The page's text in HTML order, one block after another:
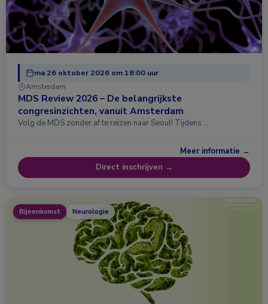
ma 26 oktober 2026 om 18:00 uur
Amsterdam
MDS Review 2026 – De belangrijkste
congresinzichten, vanuit Amsterdam
Volg de MDS zonder af te reizen naar Seoul! Tijdens …
Meer informatie →
Direct inschrijven →
Bijeenkomst Neurologie